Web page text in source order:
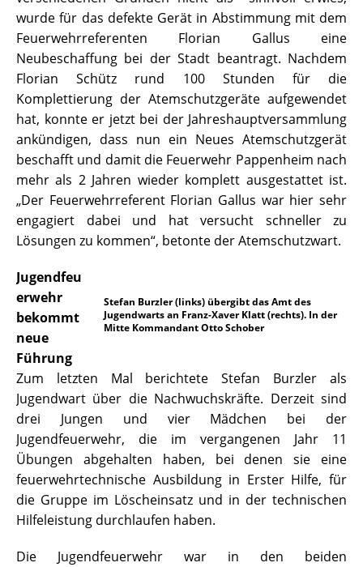
wurde für das defekte Gerät in Abstimmung mit dem
Feuerwehrreferenten Florian Gallus eine
Neubeschaffung bei der Stadt beantragt. Nachdem
Florian Schütz rund 100 Stunden für die
Komplettierung der Atemschutzgeräte aufgewendet
hat, konnte er jetzt bei der Jahreshauptversammlung
ankündigen, dass nun ein Neues Atemschutzgerät
beschafft und damit die Feuerwehr Pappenheim nach
mehr als 2 Jahren wieder komplett ausgestattet ist.
„Der Feuerwehrreferent Florian Gallus war hier sehr
engagiert dabei und hat versucht schneller zu
Lösungen zu kommen“, betonte der Atemschutzwart.
Stefan Burzler (links) übergibt das Amt des
Jugendwarts an Franz-Xaver Klatt (rechts). In der
Mitte Kommandant Otto Schober
Jugendfeu
erwehr
bekommt
neue
Führung
Zum letzten Mal berichtete Stefan Burzler als
Jugendwart über die Nachwuchskräfte. Derzeit sind
drei Jungen und vier Mädchen bei der
Jugendfeuerwehr, die im vergangenen Jahr 11
Übungen abgehalten haben, bei denen sie eine
feuerwehrtechnische Ausbildung in Erster Hilfe, für
die Gruppe im Löscheinsatz und in der technischen
Hilfeleistung durchlaufen haben.
Die Jugendfeuerwehr war in den beiden